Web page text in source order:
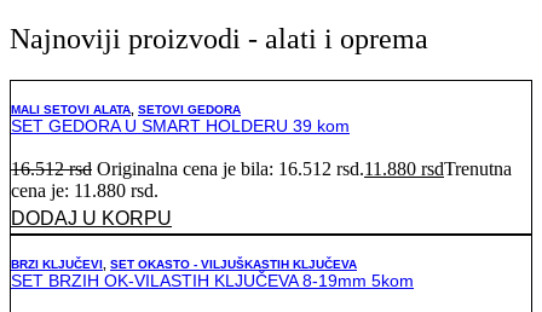
Najnoviji proizvodi - alati i oprema
MALI SETOVI ALATA SETOVI GEDORA
SET GEDORA U SMART HOLDERU 39 kom
16.512rsd Originalna cena je bila: 16.512 rsd.11.880 rsdTrenutna
cena je: 11.880 rsd.
DODAJ U KORPU
BRZI KLJUČEVI SET OKASTO - VILJUŠKASTIH KLJUČEVA
SET BRZIH OK-VILASTIH KLJUČEVA 8-19mm 5kom